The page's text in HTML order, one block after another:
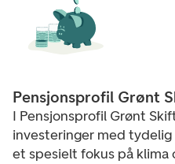
Pensjonsprofil Grønt
I Pensjonsprofil Grønt
investeringer med
et spesielt fokus på klima